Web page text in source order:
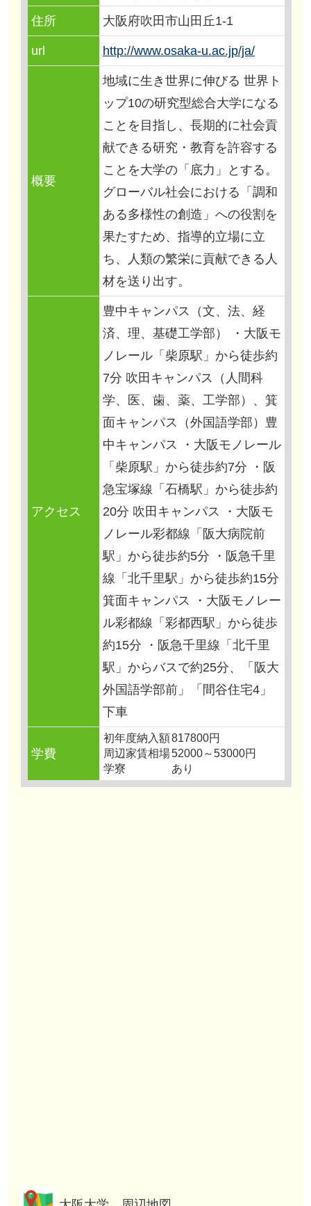
住所 大阪府吹田市山田丘1-1
url http://www.osaka-u.ac.jp/ja/
概要
地域に生き世界に伸びる 世界ト
ップ10の研究型総合大学になる
ことを目指し、長期的に社会貢
献できる研究・教育を許容する
ことを大学の「底力」とする。
グローバル社会における「調和
ある多様性の創造」への役割を
果たすため、指導的立場に立
ち、人類の繁栄に貢献できる人
材を送り出す。
アクセス
豊中キャンパス（文、法、経
済、理、基礎工学部） ・大阪モ
ノレール「柴原駅」から徒歩約
7分 吹田キャンパス（人間科
学、医、歯、薬、工学部）、箕
面キャンパス（外国語学部）豊
中キャンパス ・大阪モノレール
「柴原駅」から徒歩約7分 ・阪
急宝塚線「石橋駅」から徒歩約
20分 吹田キャンパス ・大阪モ
ノレール彩都線「阪大病院前
駅」から徒歩約5分 ・阪急千里
線「北千里駅」から徒歩約15分
箕面キャンパス ・大阪モノレー
ル彩都線「彩都西駅」から徒歩
約15分 ・阪急千里線「北千里
駅」からバスで約25分、「阪大
外国語学部前」「間谷住宅4」
下車
学費
初年度納入額817800円
周辺家賃相場52000～53000円
学寮
あり